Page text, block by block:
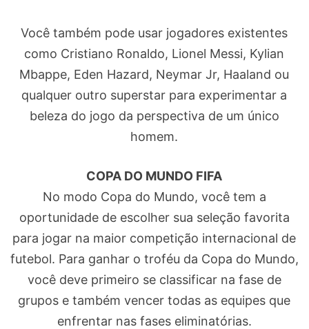
Você também pode usar jogadores existentes
como Cristiano Ronaldo, Lionel Messi, Kylian
Mbappe, Eden Hazard, Neymar Jr, Haaland ou
qualquer outro superstar para experimentar a
beleza do jogo da perspectiva de um único
homem.
COPA DO MUNDO FIFA
No modo Copa do Mundo, você tem a
oportunidade de escolher sua seleção favorita
para jogar na maior competição internacional de
futebol. Para ganhar o troféu da Copa do Mundo,
você deve primeiro se classificar na fase de
grupos e também vencer todas as equipes que
enfrentar nas fases eliminatórias.